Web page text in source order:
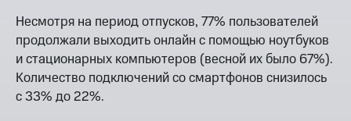
Несмотря на период отпусков, 77% пользователей
продолжали выходить онлайн с помощью ноутбуков
и стационарных компьютеров (весной их было 67%).
Количество подключений со смартфонов снизилось
с 33% до 22%.